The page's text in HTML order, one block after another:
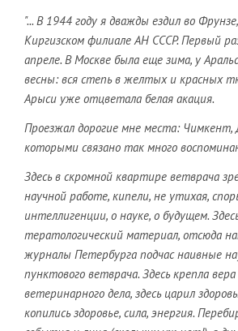
"... В 1944 году я дважды ездил во
Киргизском филиале АН СССР. Первый
апреле. В Москве была еще зима, у
весны: вся степь в желтых и красных
Арыси уже отцветала белая акация.
Проезжал дорогие мне места: Чимкент,
которыми связано так много
Здесь в скромной квартире ветврача
научной работе, кипели, не утихая,
интеллигенции, о науке, о будущем.
тератологический материал, отсюда
журналы Петербурга подчас наивные
пунктового ветврача. Здесь крепла
ветеринарного дела, здесь царил
копились здоровье, сила, энергия.